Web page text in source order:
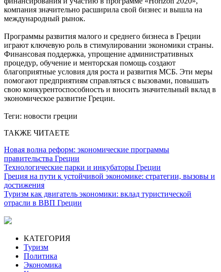
компания значительно расширила свой бизнес и вышла на
международный рынок.
Программы развития малого и среднего бизнеса в Греции
играют ключевую роль в стимулировании экономики страны.
Финансовая поддержка, упрощение административных
процедур, обучение и менторская помощь создают
благоприятные условия для роста и развития МСБ. Эти меры
помогают предприятиям справляться с вызовами, повышать
свою конкурентоспособность и вносить значительный вклад в
экономическое развитие Греции.
Теги: новости греции
ТАКЖЕ ЧИТАЕТЕ
Новая волна реформ: экономические программы
правительства Греции
Технологические парки и инкубаторы Греции
Греция на пути к устойчивой экономике: cтратегии, вызовы и
достижения
Туризм как двигатель экономики: вклад туристической
отрасли в ВВП Греции
КАТЕГОРИЯ
Туризм
Политика
Экономика